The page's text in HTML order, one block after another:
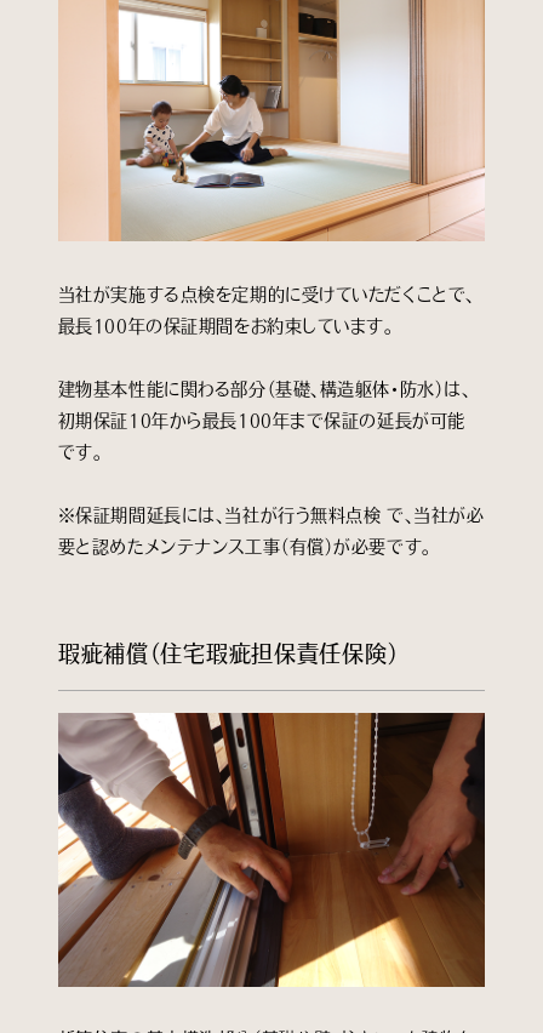
当社が実施する点検を定期的に受けていただくことで、
最長100年の保証期間をお約束しています。
建物基本性能に関わる部分（基礎、構造躯体・防水）は、
初期保証10年から最長100年まで保証の延長が可能
です。
※保証期間延長には、当社が行う無料点検 で、当社が必
要と認めたメンテナンス工事（有償）が必要です。
瑕疵補償（住宅瑕疵担保責任保険）